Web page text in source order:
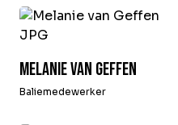
Melanie van Geffen
Baliemedewerker